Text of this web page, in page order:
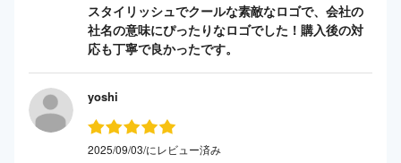
スタイリッシュでクールな素敵なロゴで、会社の
社名の意味にぴったりなロゴでした！購入後の対
応も丁寧で良かったです。
yoshi
2025/09/03/にレビュー済み